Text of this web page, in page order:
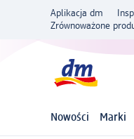
Aplikacja dm
Zrównoważone
Nowości Marki